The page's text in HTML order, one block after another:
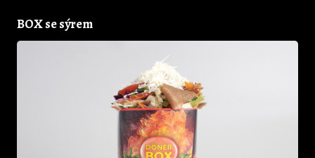
BOX se sýrem